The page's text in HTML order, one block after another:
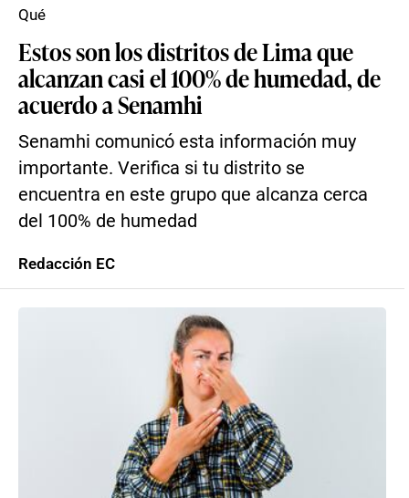
Estos son los distritos de Lima que
alcanzan casi el 100% de humedad, de
acuerdo a Senamhi
Senamhi comunicó esta información muy
importante. Verifica si tu distrito se
encuentra en este grupo que alcanza cerca
del 100% de humedad
Qué
Redacción EC